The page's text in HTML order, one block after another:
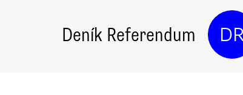
Deník Referendum